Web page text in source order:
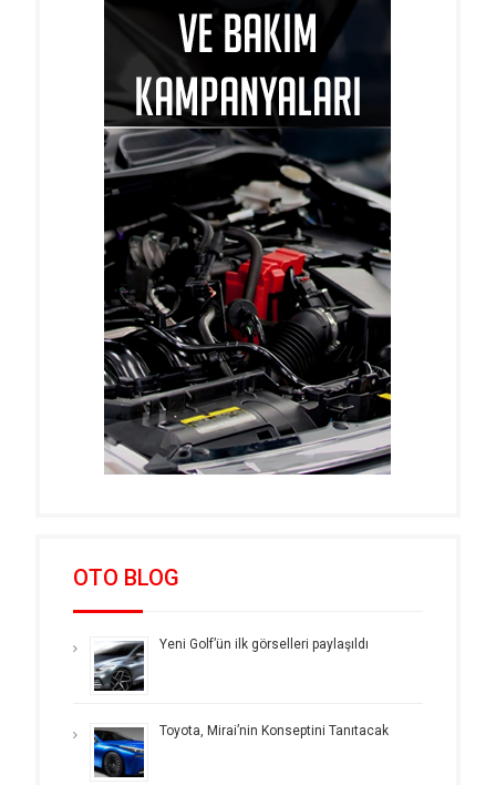
OTO BLOG
Yeni Golf’ün ilk görselleri paylaşıldı
Toyota, Mirai’nin Konseptini Tanıtacak